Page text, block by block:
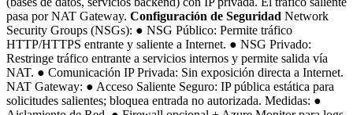
pasa por NAT Gateway. Configuración de Seguridad Network
Security Groups (NSGs): ● NSG Público: Permite tráfico
HTTP/HTTPS entrante y saliente a Internet. ● NSG Privado:
Restringe tráfico entrante a servicios internos y permite salida vía
NAT. ● Comunicación IP Privada: Sin exposición directa a Internet.
NAT Gateway: ● Acceso Saliente Seguro: IP pública estática para
solicitudes salientes; bloquea entrada no autorizada. Medidas: ●